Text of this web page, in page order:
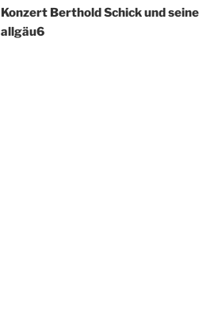
Beitrag
Konzert Berthold Schick und seine
allgäu6